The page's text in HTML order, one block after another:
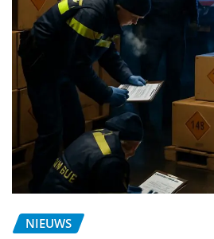
NIEUWS